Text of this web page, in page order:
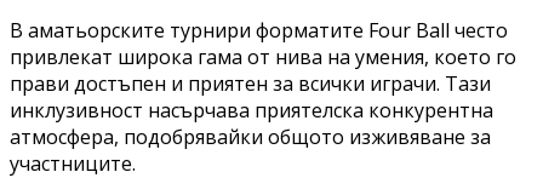
В аматьорските турнири форматите Four Ball често
привлекат широка гама от нива на умения, което го
прави достъпен и приятен за всички играчи. Тази
инклузивност насърчава приятелска конкурентна
атмосфера, подобрявайки общото изживяване за
участниците.